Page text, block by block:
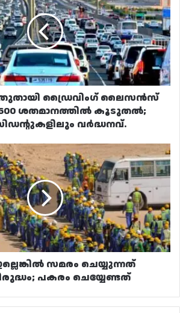
ഡ്രൈവിംഗ് ലൈസൻസ്
600 ശതമാനത്തിൽ കൂടുതൽ;
വർദ്ധനവ്.
സമരം ചെയ്യുന്നത്
പകരം ചെയ്യേണ്ടത്